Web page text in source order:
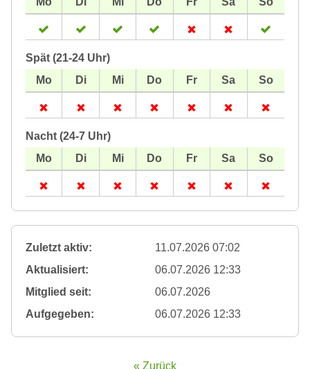
Spät (21-24 Uhr)
Nacht (24-7 Uhr)
Zuletzt aktiv:
11.07.2026 07:02
Aktualisiert:
06.07.2026 12:33
Mitglied seit:
06.07.2026
Aufgegeben:
06.07.2026 12:33
« Zurück